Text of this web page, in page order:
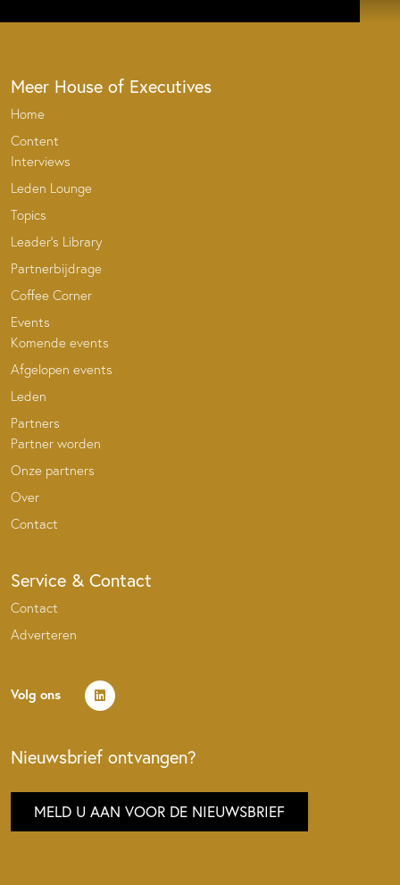
Meer House of Executives
Home
Content
Interviews
Leden Lounge
Topics
Leader’s Library
Partnerbijdrage
Coffee Corner
Events
Komende events
Afgelopen events
Leden
Partners
Partner worden
Onze partners
Over
Contact
Service & Contact
Contact
Adverteren
Volg ons
Nieuwsbrief ontvangen?
MELD U AAN VOOR DE NIEUWSBRIEF